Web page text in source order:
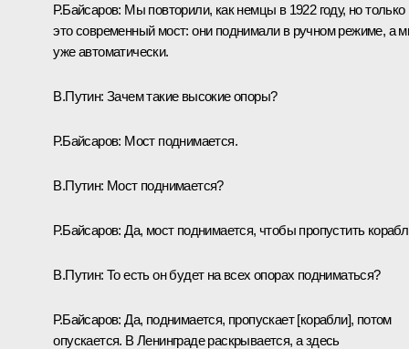
Р.Байсаров: Мы повторили, как немцы в 1922 году, но только
это современный мост: они поднимали в ручном режиме, а
уже автоматически.
В.Путин: Зачем такие высокие опоры?
Р.Байсаров: Мост поднимается.
В.Путин: Мост поднимается?
Р.Байсаров:Да, мост поднимается, чтобы пропустить
В.Путин: То есть он будет на всех опорах подниматься?
Р.Байсаров: Да, поднимается, пропускает [корабли], потом
опускается. В Ленинграде раскрывается, а здесь